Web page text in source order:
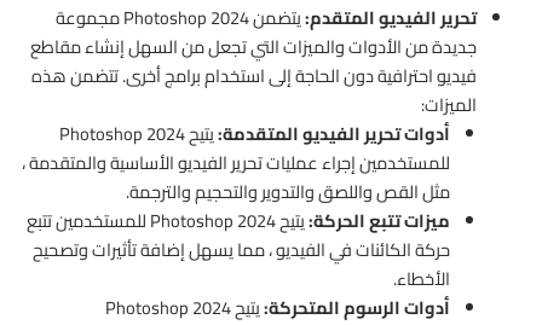
تحرير الفيديو المتقدم:
يتضمن Photoshop 2024 مجموعة
جديدة من الأدوات والميزات التي تجعل من السهل إنشاء مقاطع
فيديو احترافية دون الحاجة إلى استخدام برامج أخرى. تتضمن هذه
الميزات:
أدوات تحرير الفيديو المتقدمة:
يتيح Photoshop 2024
للمستخدمين إجراء عمليات تحرير الفيديو الأساسية والمتقدمة ،
مثل القص واللصق والتدوير والتحجيم والترجمة.
ميزات تتبع الحركة:
يتيح Photoshop 2024 للمستخدمين تتبع
حركة الكائنات في الفيديو ، مما يسهل إضافة تأثيرات وتصحيح
الأخطاء.
أدوات الرسوم المتحركة:
يتيح Photoshop 2024